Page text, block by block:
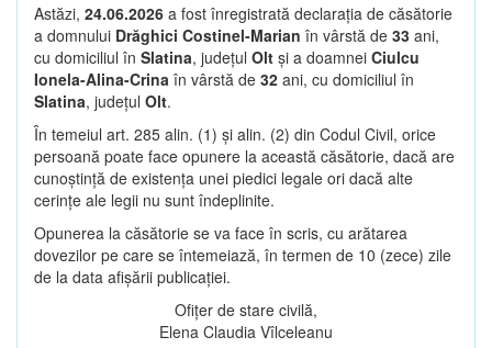
Astăzi, 24.06.2026 a fost înregistrată declarația de căsătorie
a domnului Drăghici Costinel-Marian în vârstă de 33 ani,
cu domiciliul în Slatina, județul Olt și a doamnei Ciulcu
Ionela-Alina-Crina în vârstă de 32 ani, cu domiciliul în
Slatina, județul Olt.
În temeiul art. 285 alin. (1) și alin. (2) din Codul Civil, orice
persoană poate face opunere la această căsătorie, dacă are
cunoștință de existența unei piedici legale ori dacă alte
cerințe ale legii nu sunt îndeplinite.
Opunerea la căsătorie se va face în scris, cu arătarea
dovezilor pe care se întemeiază, în termen de 10 (zece) zile
de la data afișării publicației.
Ofițer de stare civilă,
Elena Claudia Vîlceleanu